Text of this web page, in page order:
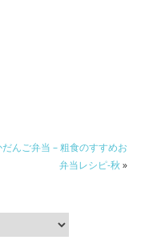
だんご弁当 – 粗食のすすめお
弁当レシピ-秋 »